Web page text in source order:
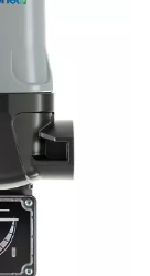
rol in
elektronica en
met de
Door
te verwijderen,
aan de
activiteiten.